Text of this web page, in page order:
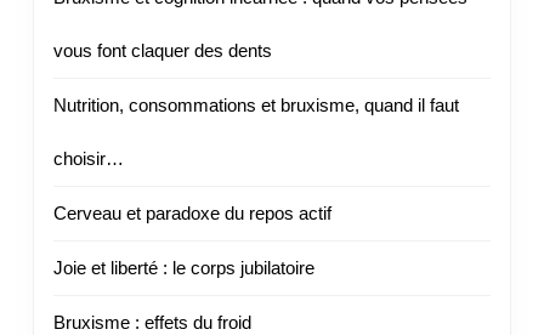
vous font claquer des dents
Nutrition, consommations et bruxisme, quand il faut
choisir…
Cerveau et paradoxe du repos actif
Joie et liberté : le corps jubilatoire
Bruxisme : effets du froid